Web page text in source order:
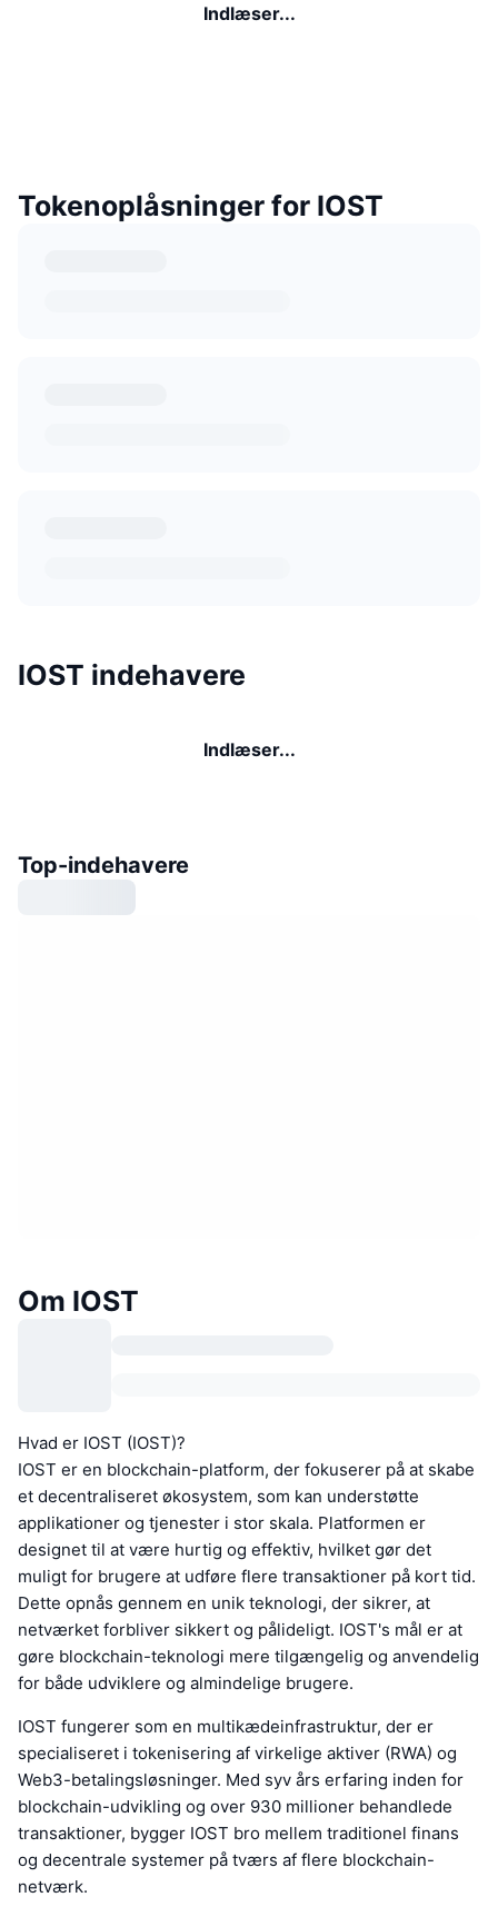
Indlæser...
Tokenoplåsninger for IOST
IOST indehavere
Indlæser...
Top-indehavere
Om IOST
Hvad er IOST (IOST)?
IOST er en blockchain-platform, der fokuserer på at skabe
et decentraliseret økosystem, som kan understøtte
applikationer og tjenester i stor skala. Platformen er
designet til at være hurtig og effektiv, hvilket gør det
muligt for brugere at udføre flere transaktioner på kort tid.
Dette opnås gennem en unik teknologi, der sikrer, at
netværket forbliver sikkert og pålideligt. IOST's mål er at
gøre blockchain-teknologi mere tilgængelig og anvendelig
for både udviklere og almindelige brugere.
IOST fungerer som en multikædeinfrastruktur, der er
specialiseret i tokenisering af virkelige aktiver (RWA) og
Web3-betalingsløsninger. Med syv års erfaring inden for
blockchain-udvikling og over 930 millioner behandlede
transaktioner, bygger IOST bro mellem traditionel finans
og decentrale systemer på tværs af flere blockchain-
netværk.